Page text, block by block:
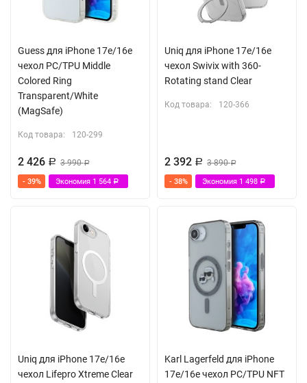
Guess для iPhone 17e/16e
чехол PC/TPU Middle
Colored Ring
Transparent/White
(MagSafe)
Код товара: 120-299
2 426 Р 3 990Р
- 39% Экономия 1 564 Р
Uniq для iPhone 17e/16e
чехол Swivix with 360-
Rotating stand Clear
Код товара: 120-366
2 392 Р 3 890Р
- 38% Экономия 1 498 Р
Uniq для iPhone 17e/16e
чехол Lifepro Xtreme Clear
Karl Lagerfeld для iPhone
17e/16e чехол PC/TPU NFT